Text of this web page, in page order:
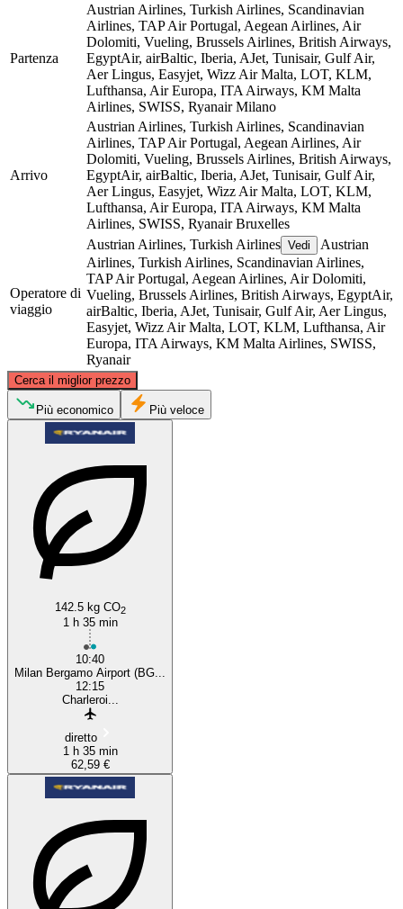
Partenza
Austrian Airlines, Turkish Airlines, Scandinavian
Airlines, TAP Air Portugal, Aegean Airlines, Air
Dolomiti, Vueling, Brussels Airlines, British Airways,
EgyptAir, airBaltic, Iberia, AJet, Tunisair, Gulf Air,
Aer Lingus, Easyjet, Wizz Air Malta, LOT, KLM,
Lufthansa, Air Europa, ITA Airways, KM Malta
Airlines, SWISS, Ryanair Milano
Arrivo
Austrian Airlines, Turkish Airlines, Scandinavian
Airlines, TAP Air Portugal, Aegean Airlines, Air
Dolomiti, Vueling, Brussels Airlines, British Airways,
EgyptAir, airBaltic, Iberia, AJet, Tunisair, Gulf Air,
Aer Lingus, Easyjet, Wizz Air Malta, LOT, KLM,
Lufthansa, Air Europa, ITA Airways, KM Malta
Airlines, SWISS, Ryanair Bruxelles
Operatore di
viaggio
Austrian Airlines, Turkish Airlines Vedi
Austrian
Airlines, Turkish Airlines, Scandinavian Airlines,
TAP Air Portugal, Aegean Airlines, Air Dolomiti,
Vueling, Brussels Airlines, British Airways, EgyptAir,
airBaltic, Iberia, AJet, Tunisair, Gulf Air, Aer Lingus,
Easyjet, Wizz Air Malta, LOT, KLM, Lufthansa, Air
Europa, ITA Airways, KM Malta Airlines, SWISS,
Ryanair
Cerca il miglior prezzo
Brussels
Più economico Più veloce
142.5 kg CO2
1 h 35 min
10:40
Milan Bergamo Airport (BG...
12:15
Charleroi...
diretto
1 h 35 min
62,59 €